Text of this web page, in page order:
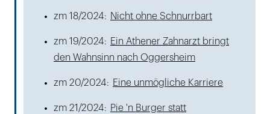
zm 18/2024: Nicht ohne Schnurrbart
zm 19/2024: Ein Athener Zahnarzt bringt
den Wahnsinn nach Oggersheim
zm 20/2024: Eine unmögliche Karriere
zm 21/2024: Pie 'n Burger statt